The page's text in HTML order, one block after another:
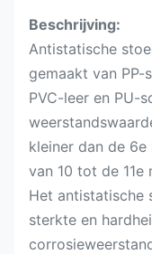
Beschrijving:
Antistatische
gemaakt van
PVC-leer en PU-
kleiner dan de
van 10 tot de 11e
Het antistatische
sterkte en